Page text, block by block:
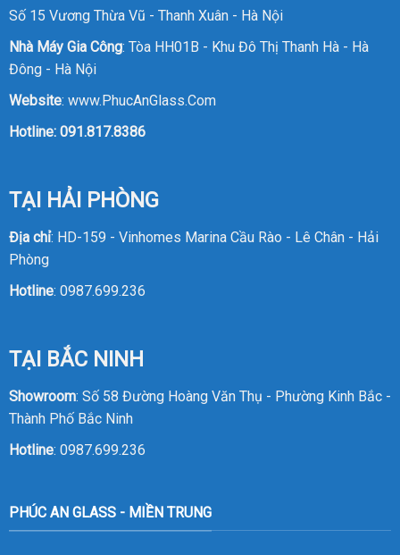
Số 15 Vương Thừa Vũ - Thanh Xuân - Hà Nội
Nhà Máy Gia Công: Tòa HH01B - Khu Đô Thị Thanh Hà - Hà
Đông - Hà Nội
Website: www.PhucAnGlass.Com
Hotline: 091.817.8386
TẠI HẢI PHÒNG
Địa chỉ: HD-159 - Vinhomes Marina Cầu Rào - Lê Chân - Hải
Phòng
Hotline: 0987.699.236
TẠI BẮC NINH
Showroom: Số 58 Đường Hoàng Văn Thụ - Phường Kinh Bắc -
Thành Phố Bắc Ninh
Hotline: 0987.699.236
PHÚC AN GLASS - MIỀN TRUNG